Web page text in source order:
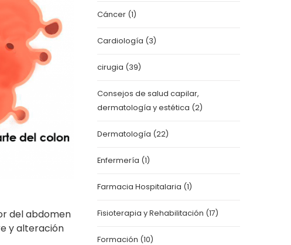
del abdomen
y alteración
Cáncer(1)
Cardiología (3)
cirugia (39)
Consejos de salud capilar,
dermatología y estética (2)
Dermatología (22)
Enfermería (1)
Farmacia Hospitalaria (1)
Fisioterapia y Rehabilitación (17)
Formación (10)